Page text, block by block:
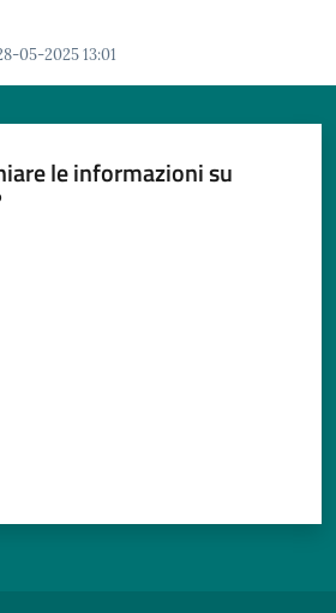
05-2025 13:01
le informazioni su